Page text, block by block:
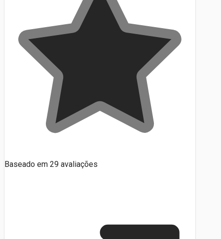
Baseado em 29 avaliações